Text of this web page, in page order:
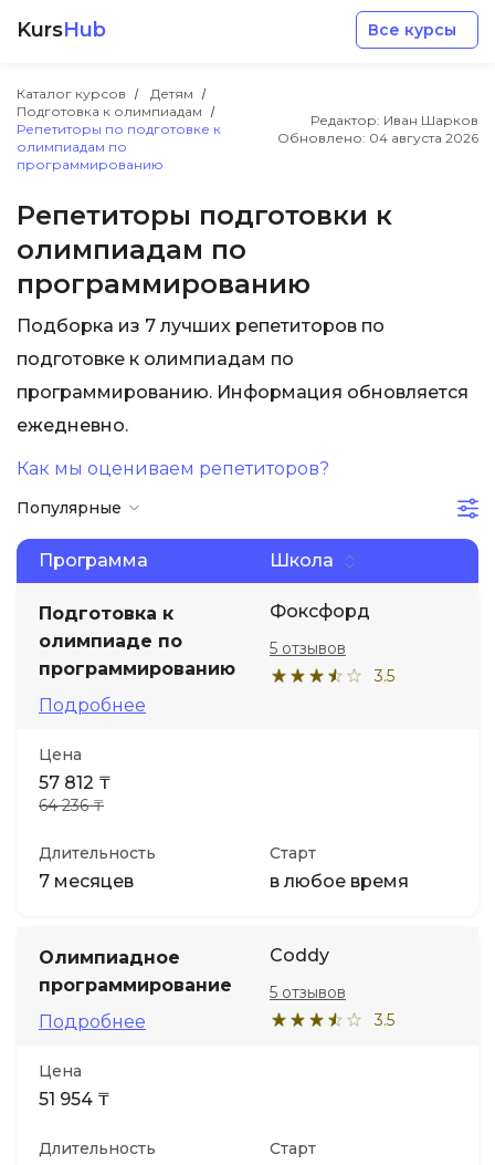
KursHub Все курсы
Каталог курсов
Детям
Подготовка к олимпиадам
Репетиторы по подготовке к
олимпиадам по
программированию
Редактор: Иван Шарков
Обновлено: 04 августа 2026
Репетиторы подготовки к
олимпиадам по
программированию
Подборка из 7 лучших репетиторов по
подготовке к олимпиадам по
программированию. Информация обновляется
ежедневно.
Как мы оцениваем репетиторов?
Популярные
Программа Школа
Подготовка к
олимпиаде по
программированию
Подробнее
Фоксфорд
3.5
5 отзывов
Цена
57 812 ₸
64 236 ₸
Длительность
7 месяцев
Старт
в любое время
Олимпиадное
программирование
Подробнее
Coddy
3.5
5 отзывов
Цена
51 954 ₸
Длительность Старт
Разработка
Маркетинг
Дизайн
Аналитика
Менеджмент
Иностранные языки
Soft Skills
ДПО
Акции и промокоды